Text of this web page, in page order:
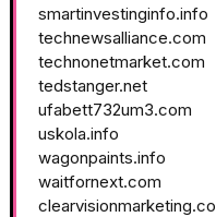
smartinvestinginfo.info
technewsalliance.com
technonetmarket.com
tedstanger.net
ufabett732um3.com
uskola.info
wagonpaints.info
waitfornext.com
clearvisionmarketing.co